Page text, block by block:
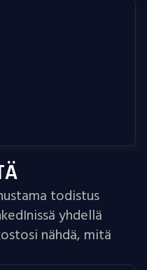
todistus
yhdellä
nähdä, mitä